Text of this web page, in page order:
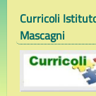
Curricoli
Mascagni